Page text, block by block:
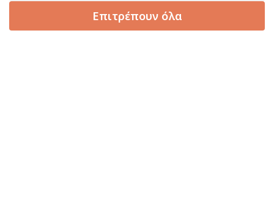
Τηλεφωνο εξυπηρετησης πελατων e-shop : 2106540303
Επιτρέπουν όλα